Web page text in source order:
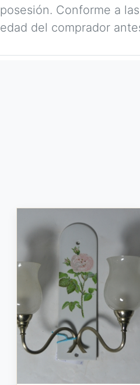
posesión. Conforme a
edad del comprador